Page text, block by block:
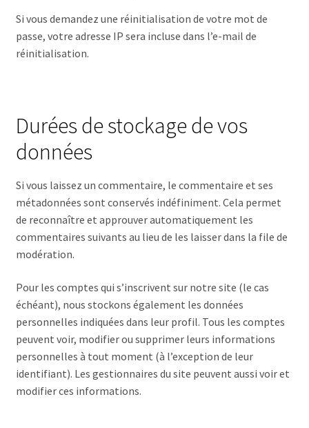
Si vous demandez une réinitialisation de votre mot de
passe, votre adresse IP sera incluse dans l’e-mail de
réinitialisation.
Durées de stockage de vos
données
Si vous laissez un commentaire, le commentaire et ses
métadonnées sont conservés indéfiniment. Cela permet
de reconnaître et approuver automatiquement les
commentaires suivants au lieu de les laisser dans la file de
modération.
Pour les comptes qui s’inscrivent sur notre site (le cas
échéant), nous stockons également les données
personnelles indiquées dans leur profil. Tous les comptes
peuvent voir, modifier ou supprimer leurs informations
personnelles à tout moment (à l’exception de leur
identifiant). Les gestionnaires du site peuvent aussi voir et
modifier ces informations.